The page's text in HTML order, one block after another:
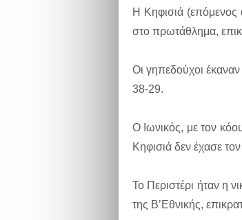
Η Κηφισιά (επόμενος
στο πρωτάθλημα,
Οι γηπεδούχοι
38-29.
Ο Ιωνικός, με τον
Κηφισιά δεν έχασε
Το Περιστέρι ήταν η
της Β’Εθνικής,